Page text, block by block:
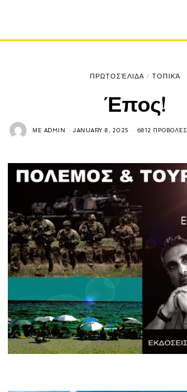
ΠΡΩΤΟΣΈΛΙΔΑ / ΤΟΠΙΚΆ
Έπος!
ΜΕ ADMIN JANUARY 8, 2025 6812 ΠΡΟΒΟΛΈΣ